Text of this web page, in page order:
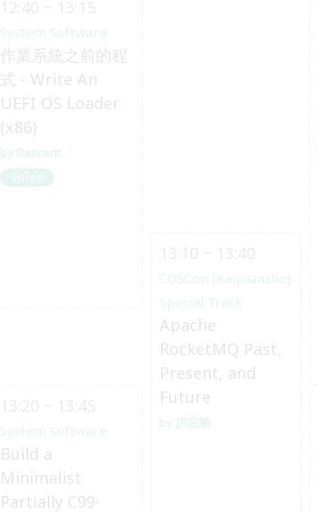
System Software
作業系統之前的程
式 - Write An
UEFI OS Loader
(x86)
Descent
Skilled
COSCon (Kaiyuanshe)
Special Track
Apache
RocketMQ Past,
Present, and
Future
厉启鹏
System Software
Build a
Minimalist
Partially C99-